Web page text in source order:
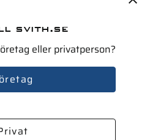
svith.se
eller privatperson?